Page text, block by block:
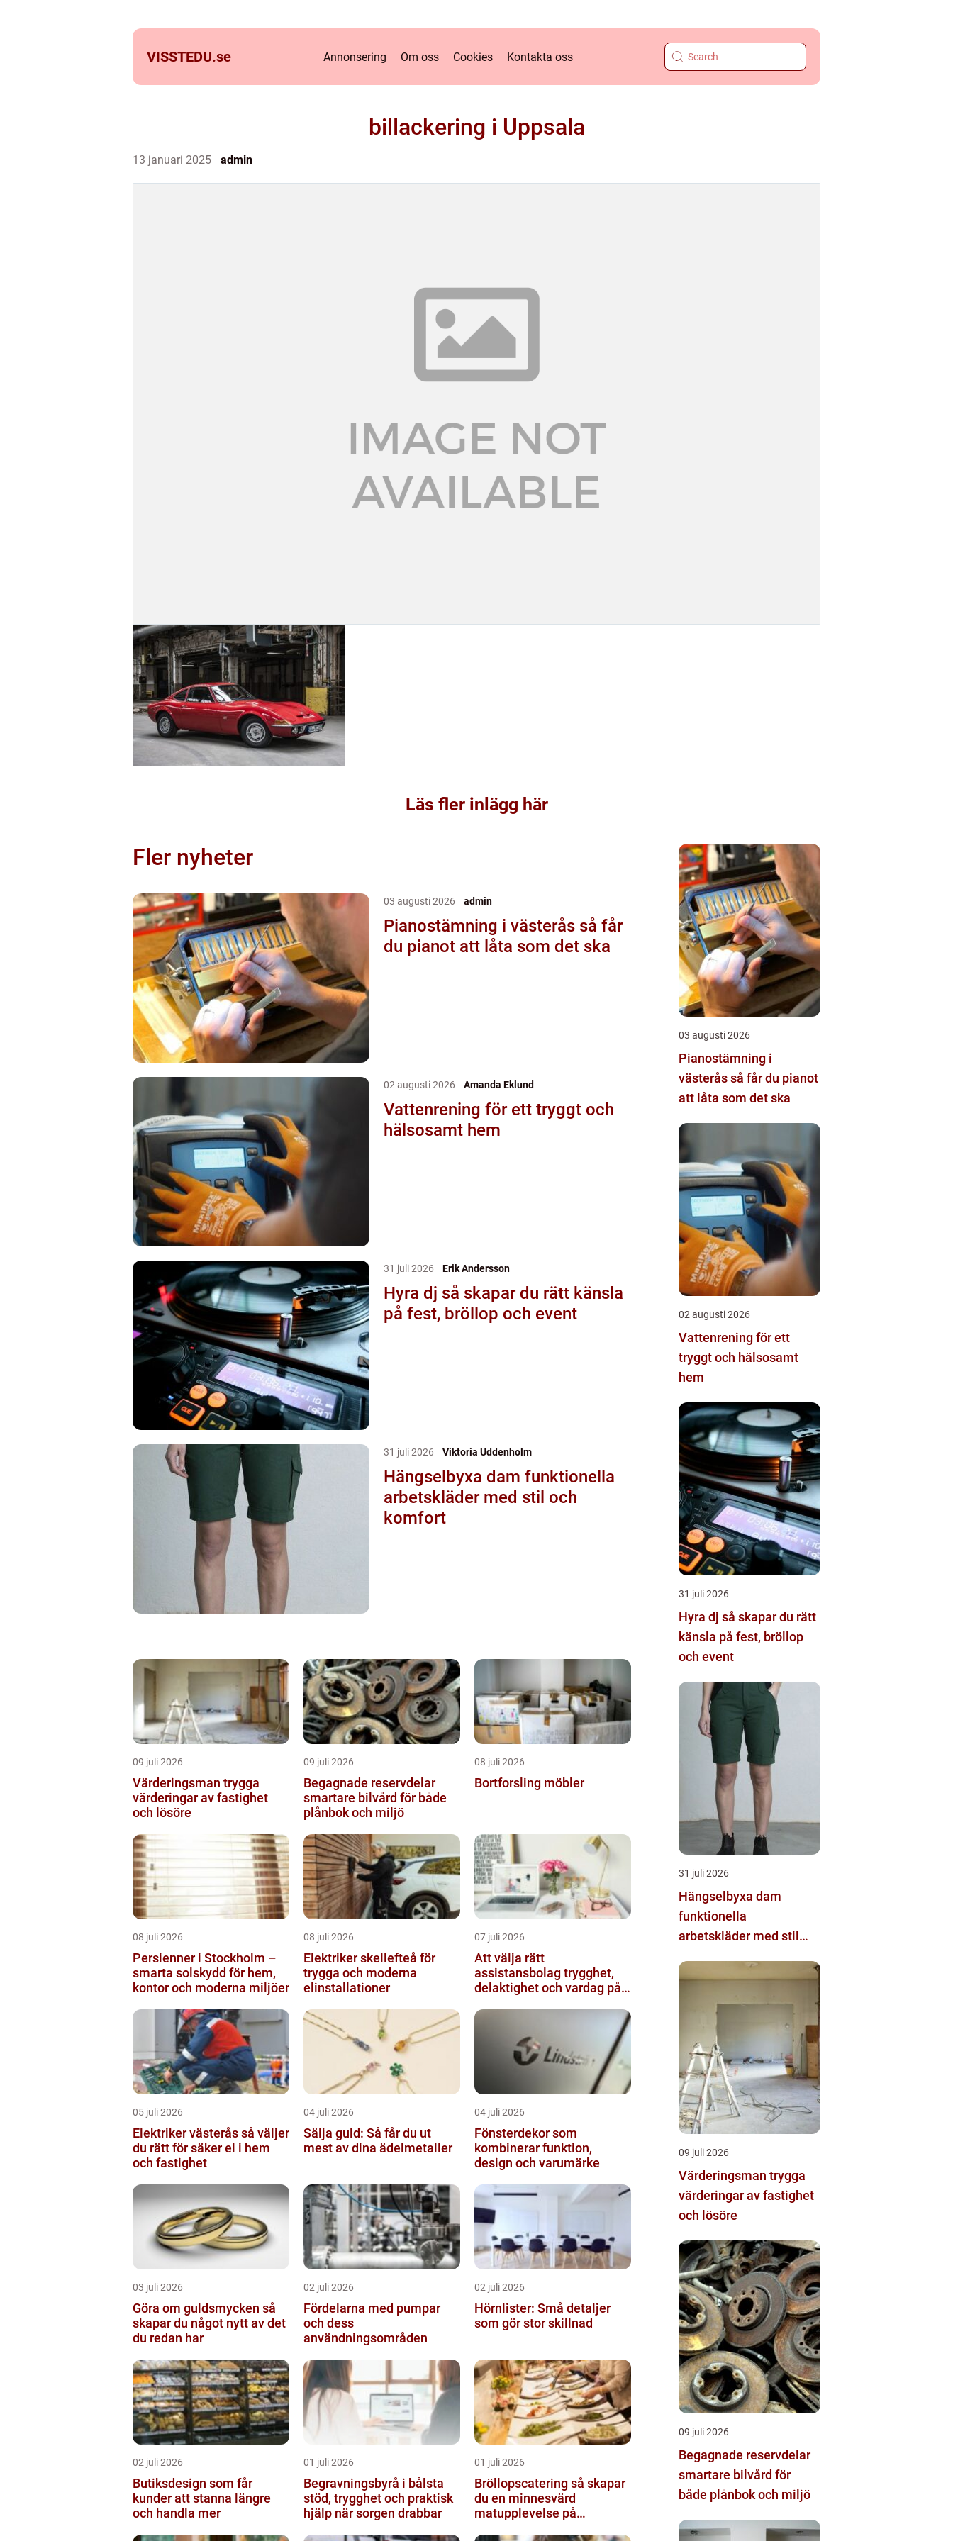
VISSTEDU.se Annonsering Om oss Cookies Kontakta oss
billackering i Uppsala
13 januari 2025 admin
Läs fler inlägg här
Fler nyheter
03 augusti 2026 admin
Pianostämning i västerås så får
du pianot att låta som det ska
02 augusti 2026 Amanda Eklund
Vattenrening för ett tryggt och
hälsosamt hem
31 juli 2026 Erik Andersson
Hyra dj så skapar du rätt känsla
på fest, bröllop och event
31 juli 2026 Viktoria Uddenholm
Hängselbyxa dam funktionella
arbetskläder med stil och
komfort
09 juli 2026
Värderingsman trygga
värderingar av fastighet
och lösöre
09 juli 2026
Begagnade reservdelar
smartare bilvård för både
plånbok och miljö
08 juli 2026
Bortforsling möbler
08 juli 2026
Persienner i Stockholm –
smarta solskydd för hem,
kontor och moderna miljöer
08 juli 2026
Elektriker skellefteå för
trygga och moderna
elinstallationer
07 juli 2026
Att välja rätt
assistansbolag trygghet,
delaktighet och vardag på
05 juli 2026
Elektriker västerås så väljer
du rätt för säker el i hem
och fastighet
04 juli 2026
Sälja guld: Så får du ut
mest av dina ädelmetaller
04 juli 2026
Fönsterdekor som
kombinerar funktion,
design och varumärke
03 juli 2026
Göra om guldsmycken så
skapar du något nytt av det
du redan har
02 juli 2026
Fördelarna med pumpar
och dess
användningsområden
02 juli 2026
Hörnlister: Små detaljer
som gör stor skillnad
02 juli 2026
Butiksdesign som får
kunder att stanna längre
och handla mer
01 juli 2026
Begravningsbyrå i bålsta
stöd, trygghet och praktisk
hjälp när sorgen drabbar
01 juli 2026
Bröllopscatering så skapar
du en minnesvärd
matupplevelse på
03 augusti 2026
Pianostämning i
västerås så får du pianot
att låta som det ska
02 augusti 2026
Vattenrening för ett
tryggt och hälsosamt
hem
31 juli 2026
Hyra dj så skapar du rätt
känsla på fest, bröllop
och event
31 juli 2026
Hängselbyxa dam
funktionella
arbetskläder med stil
09 juli 2026
Värderingsman trygga
värderingar av fastighet
och lösöre
09 juli 2026
Begagnade reservdelar
smartare bilvård för
både plånbok och miljö